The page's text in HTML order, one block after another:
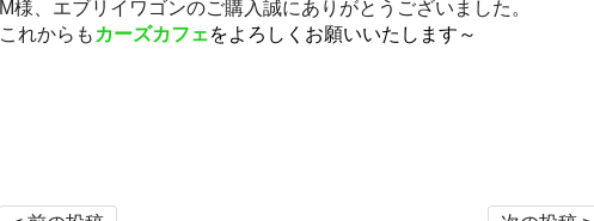
M様、エブリイワゴンのご購入誠にありがとうございました。
これからも カーズカフェをよろしくお願いいたします～
投稿ナビゲーション